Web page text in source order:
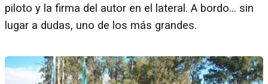
piloto y la firma del autor en el lateral. A bordo... sin
lugar a dudas, uno de los más grandes.